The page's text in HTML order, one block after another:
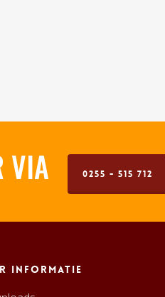
VIA 0255 - 515 712
informatie